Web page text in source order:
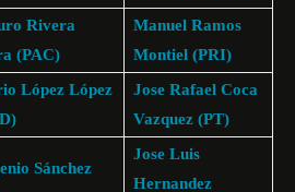
Rivera
(PAC)
Manuel Ramos
Montiel (PRI)
López López
Jose Rafael Coca
Vazquez (PT)
Sánchez
Jose Luis
Hernandez